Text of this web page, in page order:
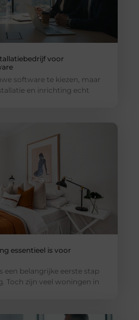
voor
software te kiezen, maar
en inrichting echt
essentieel is voor
een belangrijke eerste stap
Toch zijn veel woningen in